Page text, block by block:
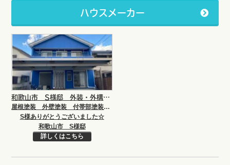
ハウスメーカー
和歌山市 S様邸 外装・外構工事
屋根塗装 外壁塗装 付帯部塗装 シーリング打ち替え シーリング増し打ち 外構
S様ありがとうございました☆
和歌山市 S様邸
詳しくはこちら